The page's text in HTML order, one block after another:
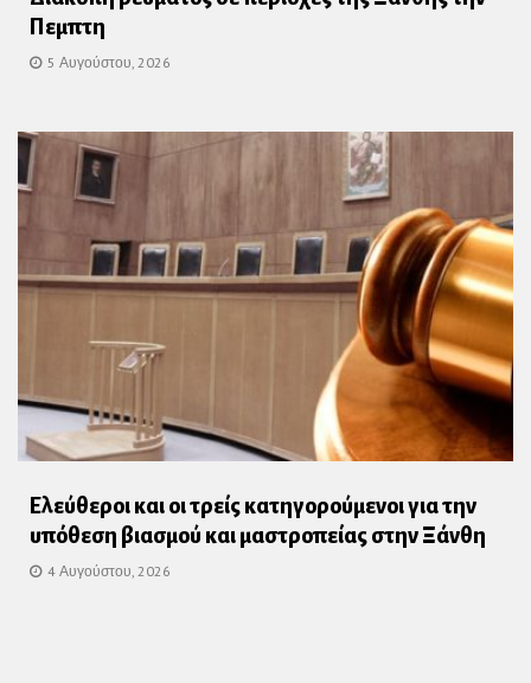
Πεμπτη
5 Αυγούστου, 2026
Ελεύθεροι και οι τρείς κατηγορούμενοι για την
υπόθεση βιασμού και μαστροπείας στην Ξάνθη
4 Αυγούστου, 2026